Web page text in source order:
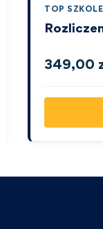
TOP
349,00